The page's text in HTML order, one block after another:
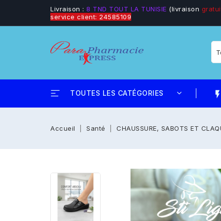
Livraison : 8 TND TOUT LA TUNISIE (livraison
service client: 24585109
TOUTES LES CATÉGORIES flash_on
Accueil Santé CHAUSSURE, SABOTS ET